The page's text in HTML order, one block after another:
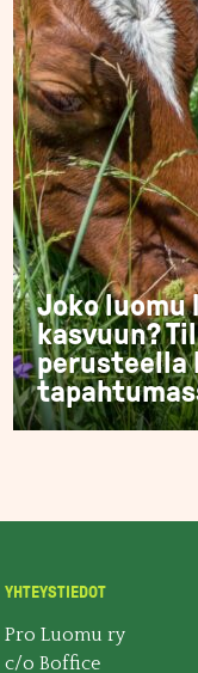
Joko
kasvuun?
perusteella
YHTEYSTIEDOT
Pro Luomu ry
c/o Boffice